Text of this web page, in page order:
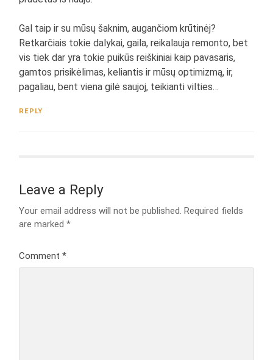
Gal taip ir su mūsų šaknim, augančiom krūtinėj?
Retkarčiais tokie dalykai, gaila, reikalauja remonto, bet
vis tiek dar yra tokie puikūs reiškiniai kaip pavasaris,
gamtos prisikėlimas, keliantis ir mūsų optimizmą, ir,
pagaliau, bent viena gilė saujoj, teikianti vilties…
REPLY
Leave a Reply
Your email address will not be published. Required fields
are marked*
Comment*